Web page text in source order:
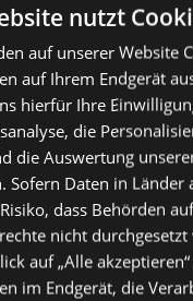
nutzt
auf unserer Website
auf Ihrem Endgerät
hierfür Ihre
die
die Auswertung
Sofern Daten in
dass Behörden
nicht
auf „Alle
im Endgerät, die